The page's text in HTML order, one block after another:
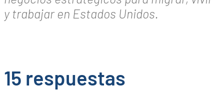
y trabajar en Estados Unidos.
15 respuestas